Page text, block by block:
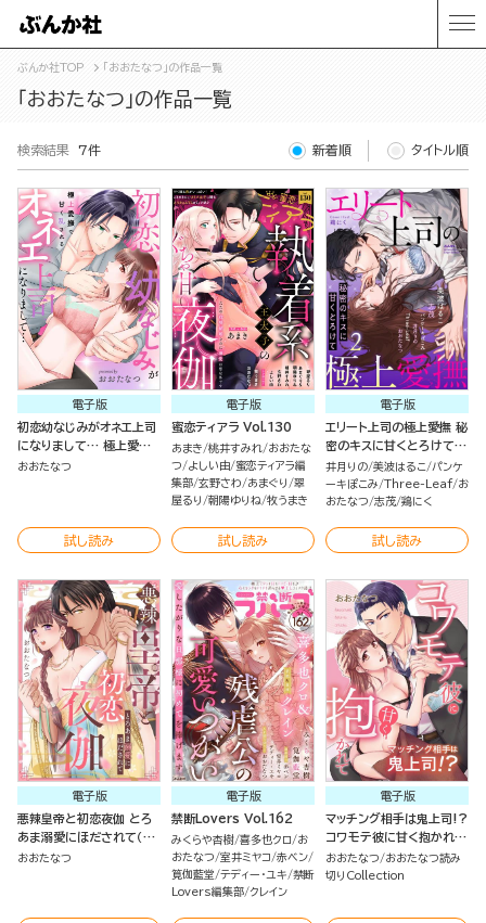
ぶんか社TOP 「おおたなつ」の作品一覧
「おおたなつ」の作品一覧
検索結果 7件 新着順 タイトル順
電子版
初恋幼なじみがオネエ上司
になりまして… 極上愛撫
で甘く乱される（単話版）
おおたなつ
試し読み
電子版
蜜恋ティアラ Vol.130
あまき 桃井すみれ おおたな
つ
よしい由 蜜恋ティアラ編
集部 玄野さわ あまぐり
翠
屋るり
朝陽ゆりね 牧うまき
試し読み
電子版
エリート上司の極上愛撫 秘
密のキスに甘くとろけて
（2）
井月りの 美波はるこ
パンケ
ーキぽこみ Three-Leaf お
おたなつ 志茂 鶏にく
試し読み
電子版
悪辣皇帝と初恋夜伽 とろ
あま溺愛にほだされて（単
話版）
おおたなつ
電子版
禁断Lovers Vol.162
みくらや杏樹 喜多也クロ
お
おたなつ 室井ミヤコ 赤ベン
筧伽藍堂 テディー・ユキ 禁断
Lovers編集部 クレイン
電子版
マッチング相手は鬼上司!?
コワモテ彼に甘く抱かれて
（単話版）
おおたなつ
おおたなつ読み
切りCollection